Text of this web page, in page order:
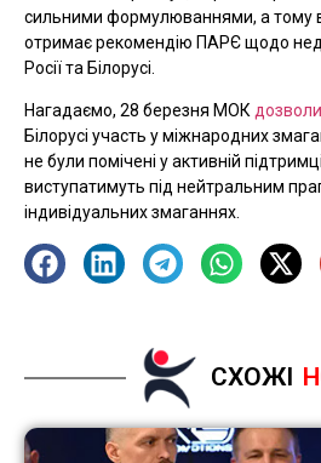
сильними формулюваннями, а тому
отримає рекомендію ПАРЄ щодо
Росії та Білорусі.
Нагадаємо, 28 березня МОК
Білорусі участь у міжнародних
не були помічені у активній
виступатимуть під нейтральним
індивідуальних змаганнях.
СХОЖІ